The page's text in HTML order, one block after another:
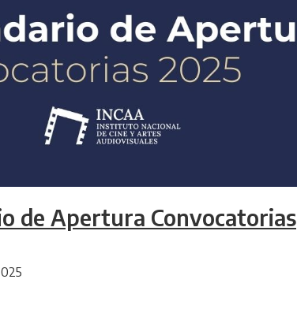
de Apertura Convocatorias